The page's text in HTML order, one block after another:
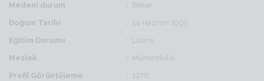
Medeni durum
Bekar
Doğum Tarihi
14 Haziran 1995
Eğitim Durumu
Lisans
Meslek
Mühendislik
Profil Görüntüleme
1276